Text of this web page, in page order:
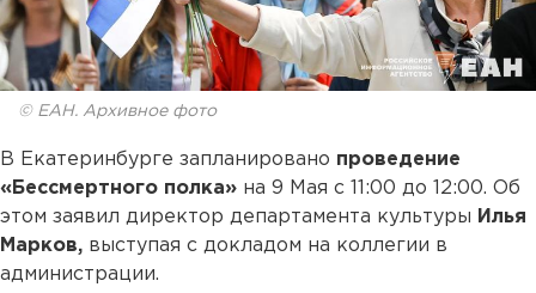
© ЕАН. Архивное фото
В Екатеринбурге запланировано проведение
«Бессмертного полка» на 9 Мая с 11:00 до 12:00. Об
этом заявил директор департамента культуры Илья
Марков, выступая с докладом на коллегии в
администрации.